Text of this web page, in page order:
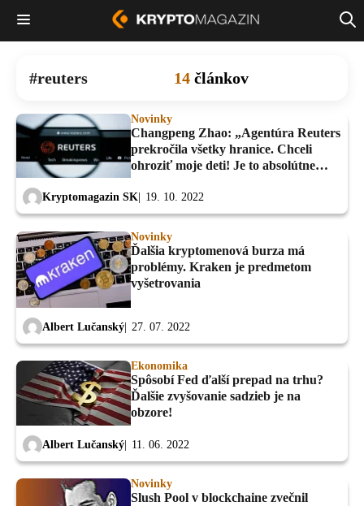
reuters 14 článkov
Novinky
Changpeng Zhao: „Agentúra Reuters
prekročila všetky hranice. Chceli
ohroziť moje deti! Je to absolútne
Kryptomagazin SK 19. 10. 2022
Novinky
Ďalšia kryptomenová burza má
problémy. Kraken je predmetom
vyšetrovania
Albert Lučanský 27. 07. 2022
Ekonomika
Spôsobí Fed ďalší prepad na trhu?
Ďalšie zvyšovanie sadzieb je na
obzore!
Albert Lučanský 11. 06. 2022
Novinky
Slush Pool v blockchaine zvečnil